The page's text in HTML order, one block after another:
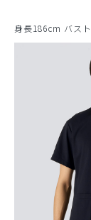
身長186cm バス